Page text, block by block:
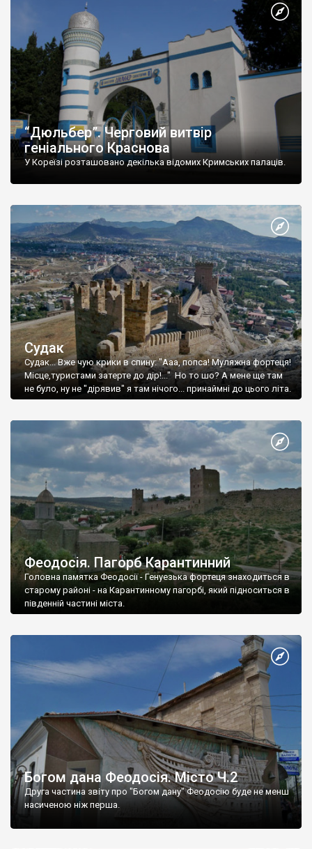
“Дюльбер”. Черговий витвір
геніального Краснова
У Кореїзі розташовано декілька відомих Кримських палаців.
Судак
Судак... Вже чую крики в спину: "Ааа, попса! Муляжна фортеця!
Місце,туристами затерте до дір!..." Но то шо? А мене ще там
не було, ну не "дірявив" я там нічого... принаймні до цього літа.
Феодосія. Пагорб Карантинний
Головна памятка Феодосії - Генуезька фортеця знаходиться в
старому районі - на Карантинному пагорбі, який підноситься в
південній частині міста.
Богом дана Феодосія. Місто Ч.2
Друга частина звіту про "Богом дану" Феодосію буде не менш
насиченою ніж перша.